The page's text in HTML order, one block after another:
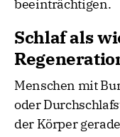
beeinträchtigen.
Schlaf als
Menschen mit
oder
der Körper